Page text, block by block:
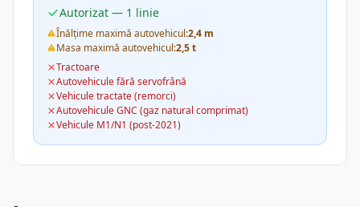
Autorizat — 1 linie
Înălțime maximă autovehicul:2,4 m
Masa maximă autovehicul:2,5 t
Tractoare
Autovehicule fără servofrână
Vehicule tractate (remorci)
Autovehicule GNC (gaz natural comprimat)
Vehicule M1/N1 (post-2021)